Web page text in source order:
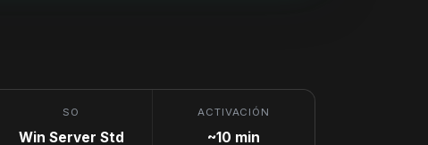
SO
Win Server Std
ACTIVACIÓN
~10 min